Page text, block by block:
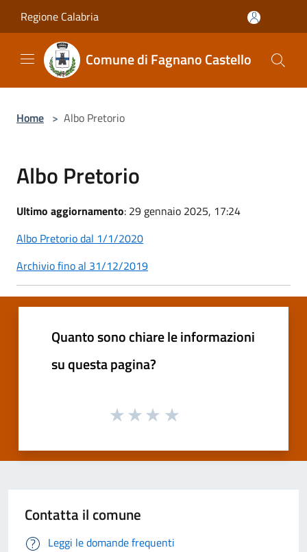
Regione Calabria
Comune di Fagnano Castello
Home > Albo Pretorio
Albo Pretorio
Ultimo aggiornamento: 29 gennaio 2025, 17:24
Albo Pretorio dal 1/1/2020
Archivio fino al 31/12/2019
Quanto sono chiare le informazioni
su questa pagina?
Contatta il comune
Leggi le domande frequenti